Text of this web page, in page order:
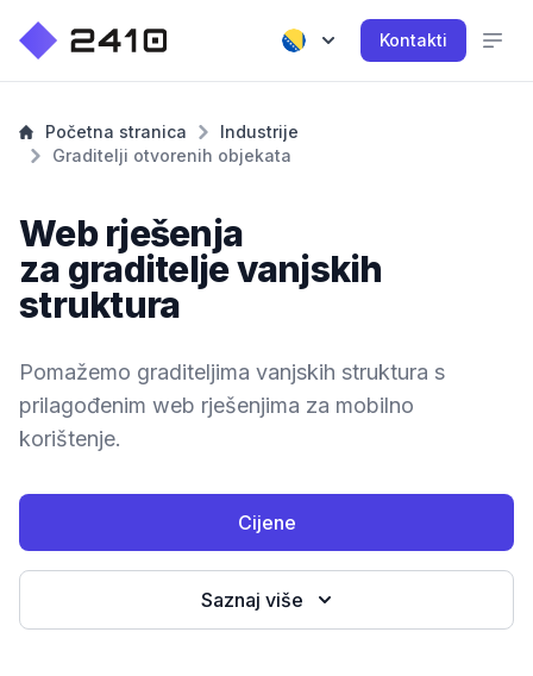
Kontakti
Početna stranica
Industrije
Graditelji otvorenih objekata
Web rješenja
za graditelje vanjskih
struktura
Pomažemo graditeljima vanjskih struktura s
prilagođenim web rješenjima za mobilno
korištenje.
Cijene
Saznaj više